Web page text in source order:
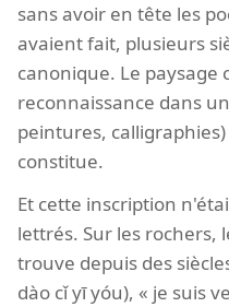
sans avoir en tête les
avaient fait, plusieurs
canonique. Le paysage
reconnaissance dans
peintures,
constitue.
Et cette inscription
lettrés. Sur les rochers,
trouve depuis des
dào cǐ yī yóu), « je suis